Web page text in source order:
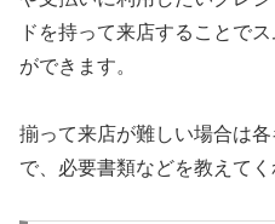
ドを持って来店することで
ができます。
揃って来店が難しい場合は
で、必要書類などを教えてく